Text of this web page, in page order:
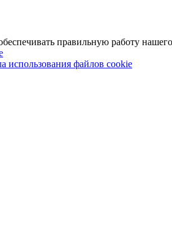
правильную работу нашего
использования файлов cookie